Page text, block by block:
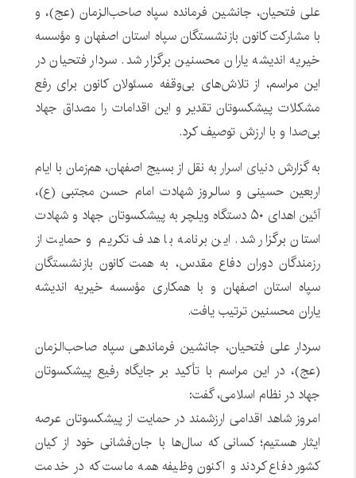
علی فتحیان، جانشین فرمانده سپاه صاحب‌الزمان (عج)، و
با مشارکت کانون بازنشستگان سپاه استان اصفهان و مؤسسه
خیریه اندیشه یاران محسنین برگزار شد. سردار فتحیان در
این مراسم، از تلاش‌های بی‌وقفه مسئولان کانون برای رفع
مشکلات پیشکسوتان تقدیر و این اقدامات را مصداق جهاد
بی‌صدا و با ارزش توصیف کرد.
به گزارش دنیای اسرار به نقل از بسیج اصفهان، هم‌زمان با ایام
اربعین حسینی و سالروز شهادت امام حسن مجتبی (ع)،
آئین اهدای ۵۰ دستگاه ویلچر به پیشکسوتان جهاد و شهادت
استان برگزار شد. این برنامه با هدف تکریم و حمایت از
رزمندگان دوران دفاع مقدس، به همت کانون بازنشستگان
سپاه استان اصفهان و با همکاری مؤسسه خیریه اندیشه
یاران محسنین ترتیب یافت.
سردار علی فتحیان، جانشین فرماندهی سپاه صاحب‌الزمان
(عج)، در این مراسم با تأکید بر جایگاه رفیع پیشکسوتان
جهاد در نظام اسلامی، گفت:
امروز شاهد اقدامی ارزشمند در حمایت از پیشکسوتان عرصه
ایثار هستیم؛ کسانی که سال‌ها با جان‌فشانی خود از کیان
کشور دفاع کردند و اکنون وظیفه همه ماست که در خدمت